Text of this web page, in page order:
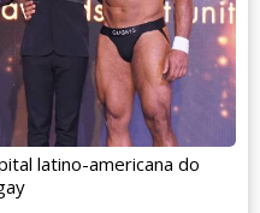
latino-americana do